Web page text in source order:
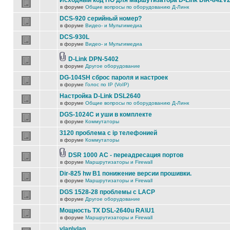
в форуме Общие вопросы по оборудованию Д-Линк
DCS-920 серийный номер?
в форуме Видео- и Мультимедиа
DCS-930L
в форуме Видео- и Мультимедиа
D-Link DPN-5402
в форуме Другое оборудование
DG-104SH сброс пароля и настроек
в форуме Голос по IP (VoIP)
Настройка D-Link DSL2640
в форуме Общие вопросы по оборудованию Д-Линк
DGS-1024C и уши в комплекте
в форуме Коммутаторы
3120 проблема с ip телефонией
в форуме Коммутаторы
DSR 1000 AC - переадресация портов
в форуме Маршрутизаторы и Firewall
Dir-825 hw B1 понижение версии прошивки.
в форуме Маршрутизаторы и Firewall
DGS 1528-28 проблемы с LACP
в форуме Другое оборудование
Мощность TX DSL-2640u RA\U1
в форуме Маршрутизаторы и Firewall